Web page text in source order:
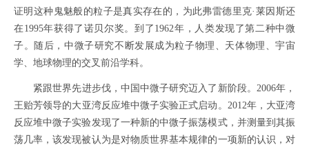
证明这种鬼魅般的粒子是真实存在的，为此弗雷德里克·莱因斯还
在1995年获得了诺贝尔奖。到了1962年，人类发现了第二种中微
子。随后，中微子研究不断发展成为粒子物理、天体物理、宇宙
学、地球物理的交叉前沿学科。
紧跟世界先进步伐，中国中微子研究迈入了新阶段。2006年，
王贻芳领导的大亚湾反应堆中微子实验正式启动。2012年，大亚湾
反应堆中微子实验发现了一种新的中微子振荡模式，并测量到其振
荡几率，该发现被认为是对物质世界基本规律的一项新的认识，对